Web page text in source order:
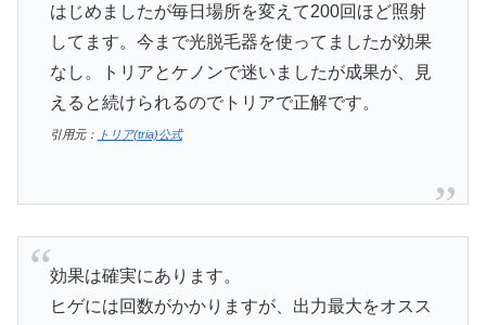
はじめましたが毎日場所を変えて200回ほど照射
してます。今まで光脱毛器を使ってましたが効果
なし。トリアとケノンで迷いましたが成果が、見
えると続けられるのでトリアで正解です。
引用元： トリア(tria)公式
効果は確実にあります。
ヒゲには回数がかかりますが、出力最大をオスス